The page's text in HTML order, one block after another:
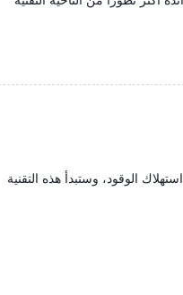
الوقود، وستبدأ هذه التقنية